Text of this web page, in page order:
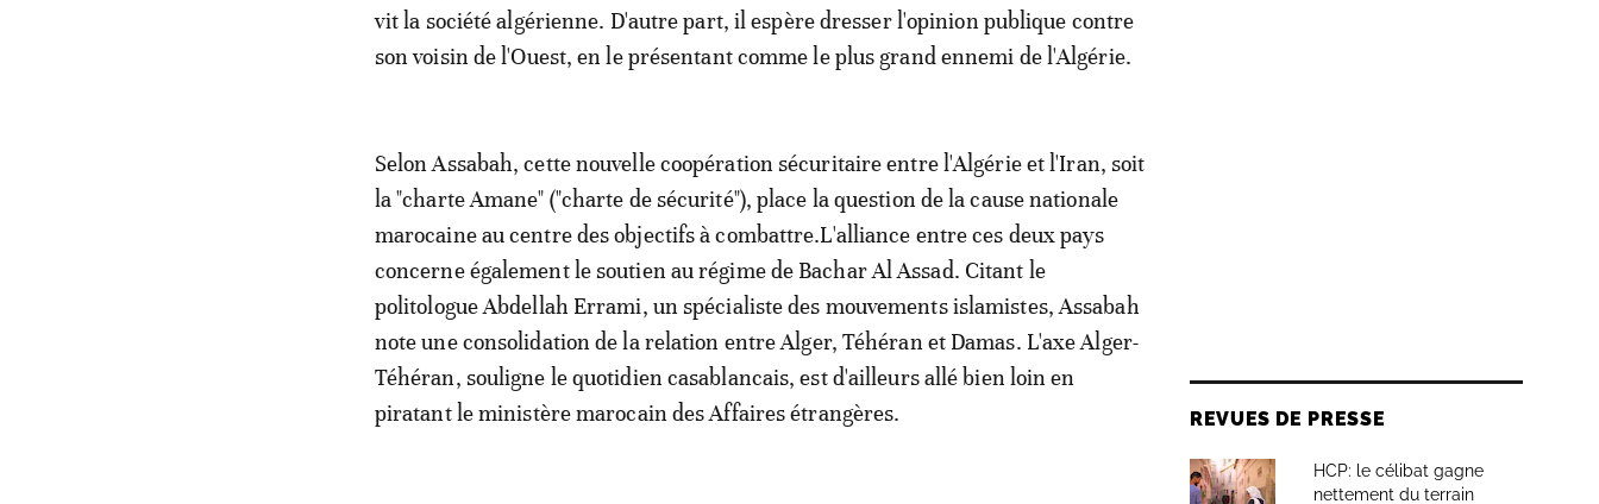
vit la société algérienne. D'autre part, il espère dresser l'opinion publique contre
son voisin de l'Ouest, en le présentant comme le plus grand ennemi de l'Algérie.
Selon Assabah, cette nouvelle coopération sécuritaire entre l'Algérie et l'Iran, soit
la "charte Amane" ("charte de sécurité"), place la question de la cause nationale
marocaine au centre des objectifs à combattre.L'alliance entre ces deux pays
concerne également le soutien au régime de Bachar Al Assad. Citant le
politologue Abdellah Errami, un spécialiste des mouvements islamistes, Assabah
note une consolidation de la relation entre Alger, Téhéran et Damas. L'axe Alger-
Téhéran, souligne le quotidien casablancais, est d'ailleurs allé bien loin en
piratant le ministère marocain des Affaires étrangères.
REVUES DE PRESSE
HCP: le célibat gagne
nettement du terrain